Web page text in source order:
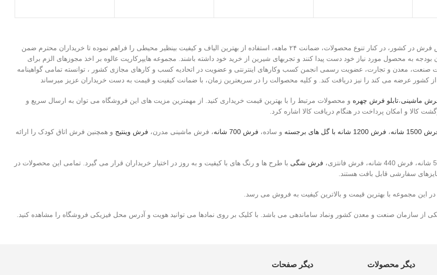
به عنوان یکی از بزرگترین فروشگاه تخصصی فروش فرش در کشور، در کنار تنوع محصولات، ضمانت ۲۴ ماهه، استفاده از بهترین الیاف و کیفیت بینظیر محیطی را فراهم نموده تا خریداران محترم ضمن
بودجه به محصول مورد نیاز خود دست پیدا کنند و تجربهای شیرین از خرید خود داشته باشند. مجموعه هایپرکارپت عالوه بر اخذ مجوزهای الزم برای
صنعت، معدن و تجارت، عضویت رسمی انجمن کسب وکارهای اینترنتی و عضویت در اتحادیه کسب و کارهای مجازی کشور ، توانسته تمامی گواهینامه
کشور عرضه می کند را نیز دریافت کند. و کلیه محصوالت را در سریعترین زمان، با ضمانت کیفیت و قیمت به دست خریداران عزیز میرساند
فرش ماشینی،تابلو فرش چهره و محصولات مرتبط را با بهترین قیمت خریداری کنید. از مهمترین مزیت های این فروشگاه می توان به ارسال سریع و
1500 شانه ، فرش 1200 شانه با گل های برجسته و ساده، فرش 700 شانه ، فرش ماشینی مدرن، فرش وینتیج و همچنین فرش اتاق کودک را ارائه
فرش شگی با طرح ها و رنگ های با کیفیت و به روز در اختیار خریداران قرار می گیرد. تمامی این محصولات در
این مجموعه با بهترین قیمت و بالاترین کیفیت به فروش می رسد.
از سازمان صنعت و معدن کشور ونماد ساماندهی می باشد. با کلیک بر روی نمادها می توانید هویت و آدرس محل فیزیکی فروشگاه را مشاهده کنید.
دیگر محصولات دیگر صفحات